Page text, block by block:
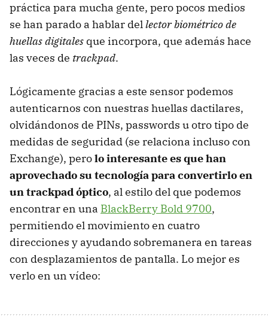
práctica para mucha gente, pero pocos medios
se han parado a hablar dellector biométrico de
huellas digitales que incorpora, que además hace
las veces de trackpad.
Lógicamente gracias a este sensor podemos
autenticarnos con nuestras huellas dactilares,
olvidándonos de PINs, passwords u otro tipo de
medidas de seguridad (se relaciona incluso con
Exchange), perolo interesante es que han
aprovechado su tecnología para convertirlo en
un trackpad óptico, al estilo del que podemos
encontrar en una BlackBerry Bold 9700,
permitiendo el movimiento en cuatro
direcciones y ayudando sobremanera en tareas
con desplazamientos de pantalla. Lo mejor es
verlo en un vídeo: